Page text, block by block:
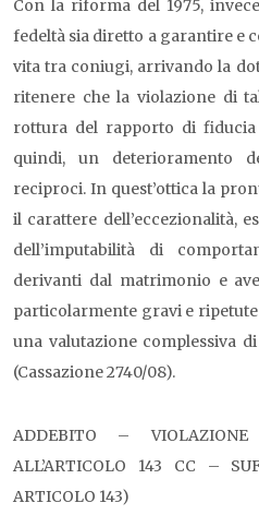
Con la riforma del 1975,
fedeltà sia diretto a garantire e
vita tra coniugi, arrivando la
ritenere che la violazione di
rottura del rapporto di
quindi, un deterioramento
reciproci. In quest’ottica la
il carattere dell’eccezionalità,
dell’imputabilità di
derivanti dal matrimonio e
particolarmente gravi e
una valutazione complessiva
(Cassazione 2740/08).
ADDEBITO –
ALL’ARTICOLO 143 CC –
ARTICOLO 143)